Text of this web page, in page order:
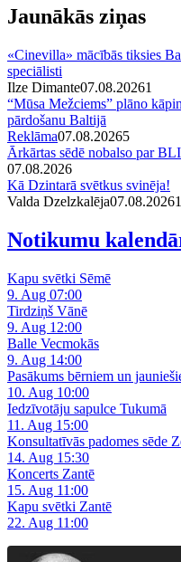
Jaunākās ziņas
«Cinevilla» mācībās tiksies
speciālisti
Ilze Dimante07.08.20261
“Mūsa Mežciems” plāno
pārdošanu Baltijā
Reklāma07.08.20265
Ārkārtas sēdē nobalso par
07.08.2026
Kā Dzintarā svētkus svinēja!
Valda Dzelzkalēja07.08.20261
Notikumu
Kapu svētki Sēmē
9. Aug 07:00
Tirdziņš Vānē
9. Aug 12:00
Balle Vecmokās
9. Aug 14:00
Pasākums bērniem un
10. Aug 10:00
Iedzīvotāju sapulce Tukumā
11. Aug 15:00
Konsultatīvās padomes sēde
14. Aug 15:30
Koncerts Zantē
15. Aug 11:00
Kapu svētki Zantē
22. Aug 11:00